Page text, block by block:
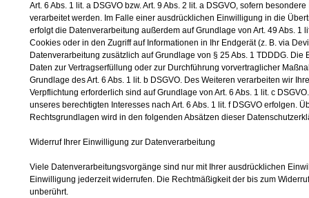
Art. 6 Abs. 1 lit. a DSGVO bzw. Art. 9 Abs. 2 lit. a DSGVO, sofern
verarbeitet werden. Im Falle einer ausdrücklichen Einwilligung in die
erfolgt die Datenverarbeitung außerdem auf Grundlage von Art. 49 Abs. 1
Cookies oder in den Zugriff auf Informationen in Ihr Endgerät (z. B. via
Datenverarbeitung zusätzlich auf Grundlage von § 25 Abs. 1 TDDDG.
Daten zur Vertragserfüllung oder zur Durchführung vorvertraglicher
Grundlage des Art. 6 Abs. 1 lit. b DSGVO. Des Weiteren verarbeiten wir
Verpflichtung erforderlich sind auf Grundlage von Art. 6 Abs. 1 lit. c
unseres berechtigten Interesses nach Art. 6 Abs. 1 lit. f DSGVO erfolgen.
Rechtsgrundlagen wird in den folgenden Absätzen dieser
Widerruf Ihrer Einwilligung zur Datenverarbeitung
Viele Datenverarbeitungsvorgänge sind nur mit Ihrer ausdrücklichen
Einwilligung jederzeit widerrufen. Die Rechtmäßigkeit der bis zum
unberührt.